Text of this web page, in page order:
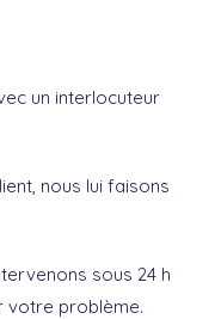
un interlocuteur
nous lui faisons
sous 24 h
votre problème.